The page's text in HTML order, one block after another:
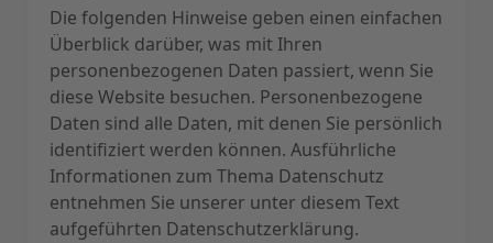
Die folgenden Hinweise geben einen einfachen
Überblick darüber, was mit Ihren
personenbezogenen Daten passiert, wenn Sie
diese Website besuchen. Personenbezogene
Daten sind alle Daten, mit denen Sie persönlich
identifiziert werden können. Ausführliche
Informationen zum Thema Datenschutz
entnehmen Sie unserer unter diesem Text
aufgeführten Datenschutzerklärung.